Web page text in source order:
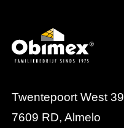
Twentepoort West 39
7609 RD, Almelo